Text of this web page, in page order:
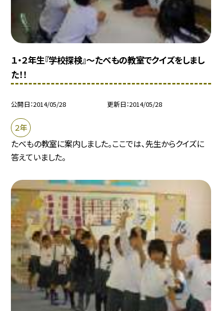
１・２年生『学校探検』〜たべもの教室でクイズをしまし
た！！
公開日 2014/05/28 更新日 2014/05/28
２年
たべもの教室に案内しました。ここでは、先生からクイズに
答えていました。